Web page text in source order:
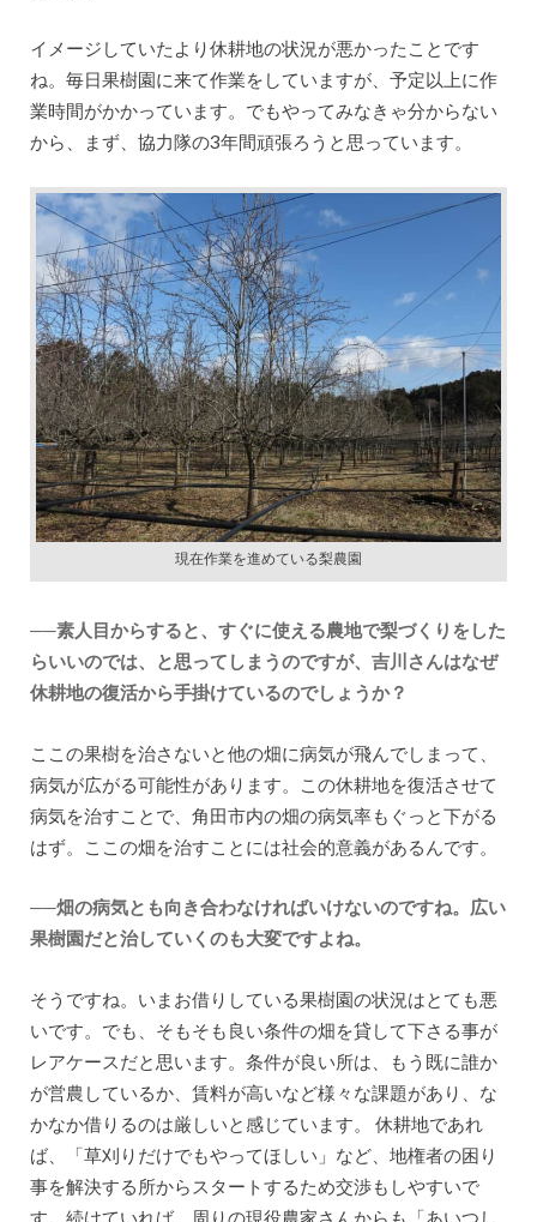
イメージしていたより休耕地の状況が悪かったことです
ね。毎日果樹園に来て作業をしていますが、予定以上に作
業時間がかかっています。でもやってみなきゃ分からない
から、まず、協力隊の3年間頑張ろうと思っています。
現在作業を進めている梨農園
──素人目からすると、すぐに使える農地で梨づくりをした
らいいのでは、と思ってしまうのですが、吉川さんはなぜ
休耕地の復活から手掛けているのでしょうか？
ここの果樹を治さないと他の畑に病気が飛んでしまって、
病気が広がる可能性があります。この休耕地を復活させて
病気を治すことで、角田市内の畑の病気率もぐっと下がる
はず。ここの畑を治すことには社会的意義があるんです。
──畑の病気とも向き合わなければいけないのですね。広い
果樹園だと治していくのも大変ですよね。
そうですね。いまお借りしている果樹園の状況はとても悪
いです。でも、そもそも良い条件の畑を貸して下さる事が
レアケースだと思います。条件が良い所は、もう既に誰か
が営農しているか、賃料が高いなど様々な課題があり、な
かなか借りるのは厳しいと感じています。 休耕地であれ
ば、「草刈りだけでもやってほしい」など、地権者の困り
事を解決する所からスタートするため交渉もしやすいで
す。続けていれば、周りの現役農家さんからも「あいつし